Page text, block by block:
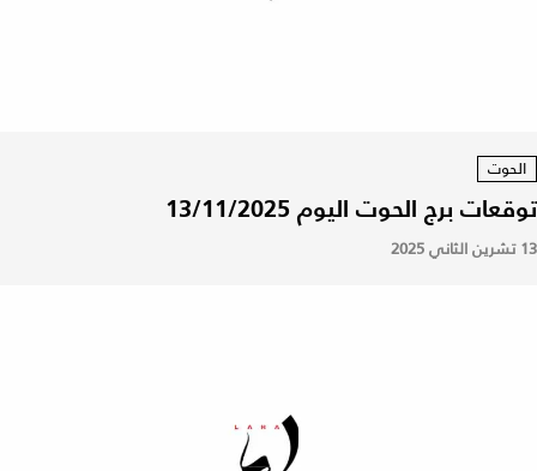
الحوت
توقعات برج الحوت اليوم 13/11/2025
13 تشرين الثاني 2025